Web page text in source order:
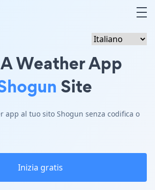
Weather App
Site
app al tuo sito Shogun senza codifica o
Inizia gratis